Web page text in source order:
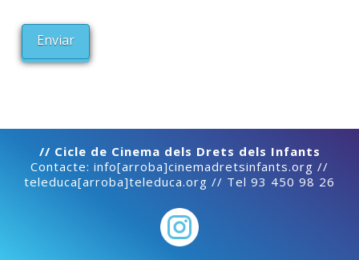
// Cicle de Cinema dels Drets dels Infants
Contacte: info[arroba]cinemadretsinfants.org //
teleduca[arroba]teleduca.org // Tel 93 450 98 26